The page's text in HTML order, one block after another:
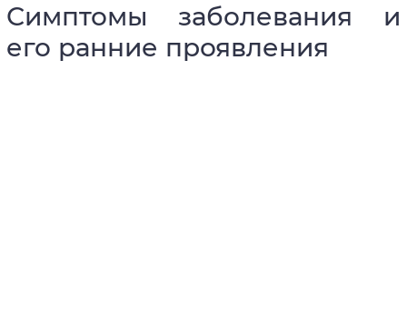
Симптомы заболевания и
его ранние проявления